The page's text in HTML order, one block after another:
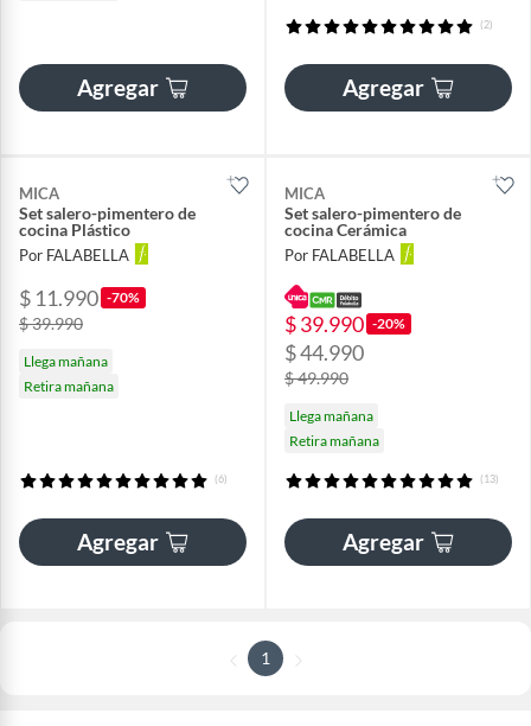
Agregar
(2)
Agregar
MICA
Set salero-pimentero de
cocina Plástico
Por FALABELLA
$ 11.990 -70%
$ 39.990
Llega mañana
Retira mañana
(6)
Agregar
MICA
Set salero-pimentero de
cocina Cerámica
Por FALABELLA
$ 39.990 -20%
$ 44.990
$ 49.990
Llega mañana
Retira mañana
(13)
Agregar
1